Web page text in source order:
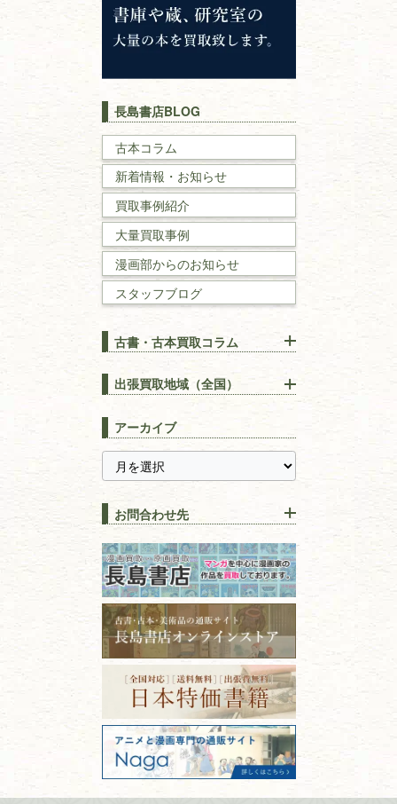
イスラム教
キリスト教
戦記・戦史
国文学・国語学
理工書
数学書・物理学書
建築書
漢方・鍼灸・東洋医学
易学・占い
スピリチュアル・
全集・
趣味・教養
書道
拓本・法帖・碑帖
篆刻・印譜
書道具
美術書・アート本・
デザイン本
カメラ・撮影術
版画・リトグラフ・
長島書店BLOG
古本コラム
新着情報・お知らせ
買取事例紹介
大量買取事例
漫画部からのお知らせ
スタッフブログ
古書・古本買取コラム
【出張買取】古本の大量買取
りOK！効率的に売る方法
宅配買取は古本を送るだけ！
長島書店の便利な買取サービ
ス
【持ち込み買取】店頭で簡単
に古本を売るメリットとは？
上手な売り方のコツを解説
古本の保管方法と劣化する原
因！適切な管理で長持ちさせ
るコツ
古本は汚れていると買取でき
ない？適切な保管方法とクリ
ーニング！
ISBNコードとは？書籍の識別
番号の意味と役割を解説
価値ある古書を売るポイント
と注意点
出張買取地域（全国）
千葉県
神奈川県
静岡県
山梨県
新潟県
長野県
愛知県
石川県
福井県
福島県
富山県
青森県
岩手県
宮城県
秋田県
山形県
岐阜県
三重県
滋賀県
京都府
大阪府
兵庫県
奈良県
アーカイブ
お問合わせ先
古本買取専門店 長島書店
〒101-0051
東京都千代田区神田神保町2-5-1
フリーダイヤル：0120-414-548
電話：03-3512-8115
FAX：03-3512-8116
古物商許可：東京都公安委員会 第
301028901712号
古物商名称：有限会社長島書店